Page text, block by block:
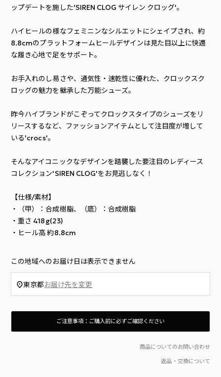
ップデートを施した'SIREN CLOG サイレン クロッグ'。
ハイヒールの様なフェミニンなシルエットにシェイプされ、約
8.8cmのプラットフォームヒールデザインは見た目以上に快適
な履き心地で足をサポート。
お手入れのし易さや、通気性・速乾性に優れた、クロックスク
ロッグの魅力を継承した万能シューズ。
昨今ハイブランドがこぞってクロックスタイプのシューズをリ
リースするなど、ファッションアイテムとして注目度が増して
いる'crocs'。
そんなアイコニックなデザインを踏襲した要注目のレディース
コレクション'SIREN CLOG'をお見逃しなく！
【仕様/素材】
・（甲）：合成樹脂、（底）：合成樹脂
・重さ 418g(23)
・ヒール高 約8.8cm
この地域へのお届け日は表示できません
東京都お届け先を変更
ご注意事項：ご購入前に必ずご確認ください
入荷時点でボックス（外箱）にダメージやマーキング等がある場合がございます。ご理解、ご了承のうえご購入をお願いいたします。
箱のダメージ、製品タグの付属を理由とする返品は、往復の送料及び代引き支払いの場合はその手数料をお客様にご負担いただきます。
当店では在庫管理システムにより複数のオンライン店舗の在庫を共有しております。
ご注文の殺到や検品時の不良品発覚など、在庫管理につきましては徹底して行ってはおりますが、 お客様のご注文のタイミングにより商品のご用意が出来ない場合がございます。
通常2〜5日程度でのお届けとなりすが、 商品の在庫状況により発送までにお時間を頂戴する場合がございます。
商品の色味はディスプレイの関係上、実際の商品の色と若干異なって見える場合がございます、予めご了承ください。
当店では環境に考慮したSDGsの観点から「お買上げ明細書」の同封はしておりません。「明細書・領収書」をご希望の場合は備考欄へ「明細書・領収書の有無」をご記載のうえご注文ください。
商品配送後、当店に事前連絡無く故意に受け取りを辞退した場合や 長期不在、住所変更等により当店へ商品が到着した場合、もしくは再注文時その様な前歴が有る場合は 当店規定による、送料＋事務手数料を頂戴致します。（一律1,500円）
This product is not returnable or replaceable unless defective.
商品についてのお問い合わせ
返品・交換について